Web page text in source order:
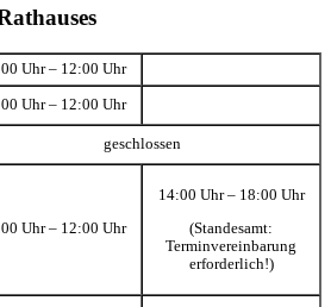
Uhr – 12:00 Uhr
Uhr – 12:00 Uhr
geschlossen
Uhr – 12:00 Uhr
14:00 Uhr – 18:00 Uhr
(Standesamt:
Terminvereinbarung
erforderlich!)